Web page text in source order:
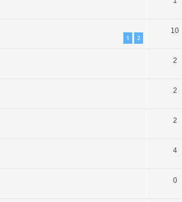
1 2
10
2
2
2
4
0